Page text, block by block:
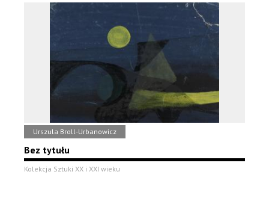
Urszula Broll-Urbanowicz
Bez tytułu
Kolekcja Sztuki XX i XXI wieku